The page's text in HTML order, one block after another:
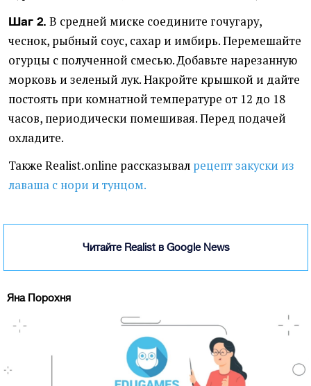
Шаг 2. В средней миске соедините гочугару,
чеснок, рыбный соус, сахар и имбирь. Перемешайте
огурцы с полученной смесью. Добавьте нарезанную
морковь и зеленый лук. Накройте крышкой и дайте
постоять при комнатной температуре от 12 до 18
часов, периодически помешивая. Перед подачей
охладите.
Также Realist.online рассказывал рецепт закуски из
лаваша с нори и тунцом.
Читайте Realist в Google News
Яна Порохня